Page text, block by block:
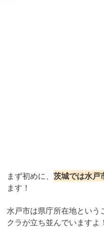
まず初めに、 茨城では水戸
ます！
水戸市は県庁所在地とい
クラが立ち並んでいますよ！